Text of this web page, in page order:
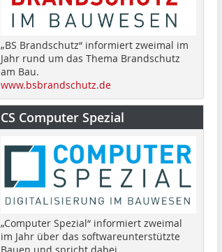
„BS Brandschutz“ informiert zweimal im
Jahr rund um das Thema Brandschutz
am Bau.
www.bsbrandschutz.de
CS Computer Spezial
„Computer Spezial“ informiert zweimal
im Jahr über das softwareunterstützte